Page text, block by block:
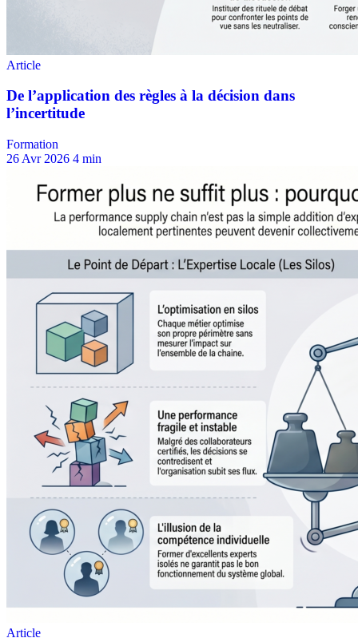
Formation
26 Avr 2026 4 min